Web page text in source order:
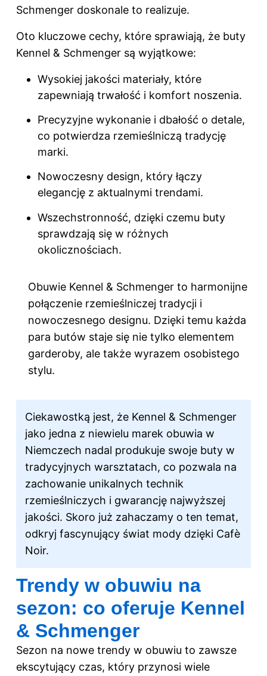
Schmenger doskonale to realizuje.
Oto kluczowe cechy, które sprawiają, że buty
Kennel & Schmenger są wyjątkowe:
Wysokiej jakości materiały, które
zapewniają trwałość i komfort noszenia.
Precyzyjne wykonanie i dbałość o detale,
co potwierdza rzemieślniczą tradycję
marki.
Nowoczesny design, który łączy
elegancję z aktualnymi trendami.
Wszechstronność, dzięki czemu buty
sprawdzają się w różnych
okolicznościach.
Obuwie Kennel & Schmenger to harmonijne
połączenie rzemieślniczej tradycji i
nowoczesnego designu. Dzięki temu każda
para butów staje się nie tylko elementem
garderoby, ale także wyrazem osobistego
stylu.
Ciekawostką jest, że Kennel & Schmenger
jako jedna z niewielu marek obuwia w
Niemczech nadal produkuje swoje buty w
tradycyjnych warsztatach, co pozwala na
zachowanie unikalnych technik
rzemieślniczych i gwarancję najwyższej
jakości. Skoro już zahaczamy o ten temat,
odkryj fascynujący świat mody dzięki Cafè
Noir.
Trendy w obuwiu na
sezon: co oferuje Kennel
& Schmenger
Sezon na nowe trendy w obuwiu to zawsze
ekscytujący czas, który przynosi wiele